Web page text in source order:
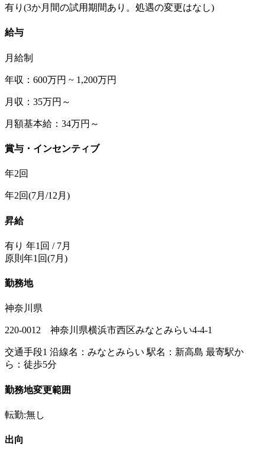
有り(3か月間の試用期間あり。処遇の変更はなし)
給与
月給制
年収：600万円 ~ 1,200万円
月収：35万円～
月額基本給：34万円～
賞与・インセンティブ
年2回
年2回(7月/12月)
昇給
有り 年1回 / 7月
原則年1回(7月)
勤務地
神奈川県
220-0012 神奈川県横浜市西区みなとみらい4-4-1
交通手段1 沿線名：みなとみらい 駅名：新高島 最寄駅か
ら：徒歩5分
勤務地変更範囲
転勤:無し
出向